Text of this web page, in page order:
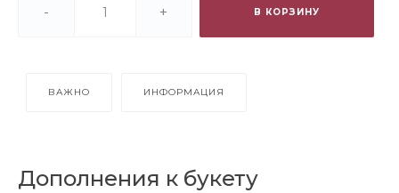
- + В КОРЗИНУ
ВАЖНО ИНФОРМАЦИЯ
Дополнения к букету